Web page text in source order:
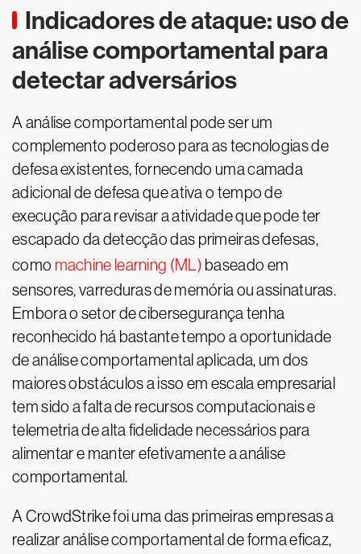
Indicadores de ataque: uso de
análise comportamental para
detectar adversários
A análise comportamental pode ser um
complemento poderoso para as tecnologias de
defesa existentes, fornecendo uma camada
adicional de defesa que ativa o tempo de
execução para revisar a atividade que pode ter
escapado da detecção das primeiras defesas,
como machine learning (ML) baseado em
sensores, varreduras de memória ou assinaturas.
Embora o setor de cibersegurança tenha
reconhecido há bastante tempo a oportunidade
de análise comportamental aplicada, um dos
maiores obstáculos a isso em escala empresarial
tem sido a falta de recursos computacionais e
telemetria de alta fidelidade necessários para
alimentar e manter efetivamente a análise
comportamental.
A CrowdStrike foi uma das primeiras empresas a
realizar análise comportamental de forma eficaz,